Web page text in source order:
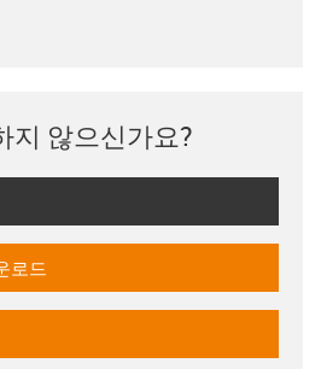
지 않으신가요?
plan
로드